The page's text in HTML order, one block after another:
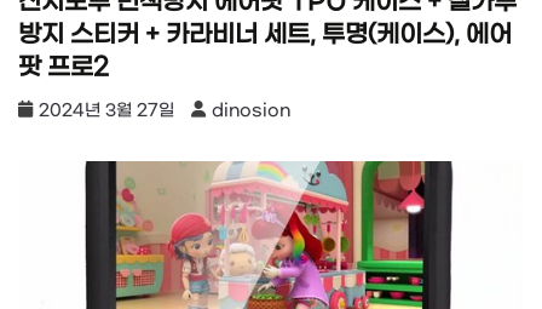
방지 스티커 + 카라비너 세트, 투명(케이스), 에어
팟 프로2
2024년 3월 27일 dinosion